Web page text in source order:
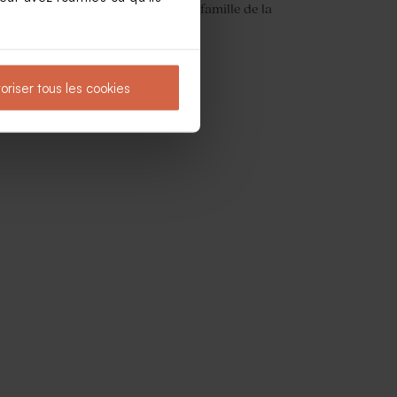
tous les cookies
Marque-place baptême famille de la